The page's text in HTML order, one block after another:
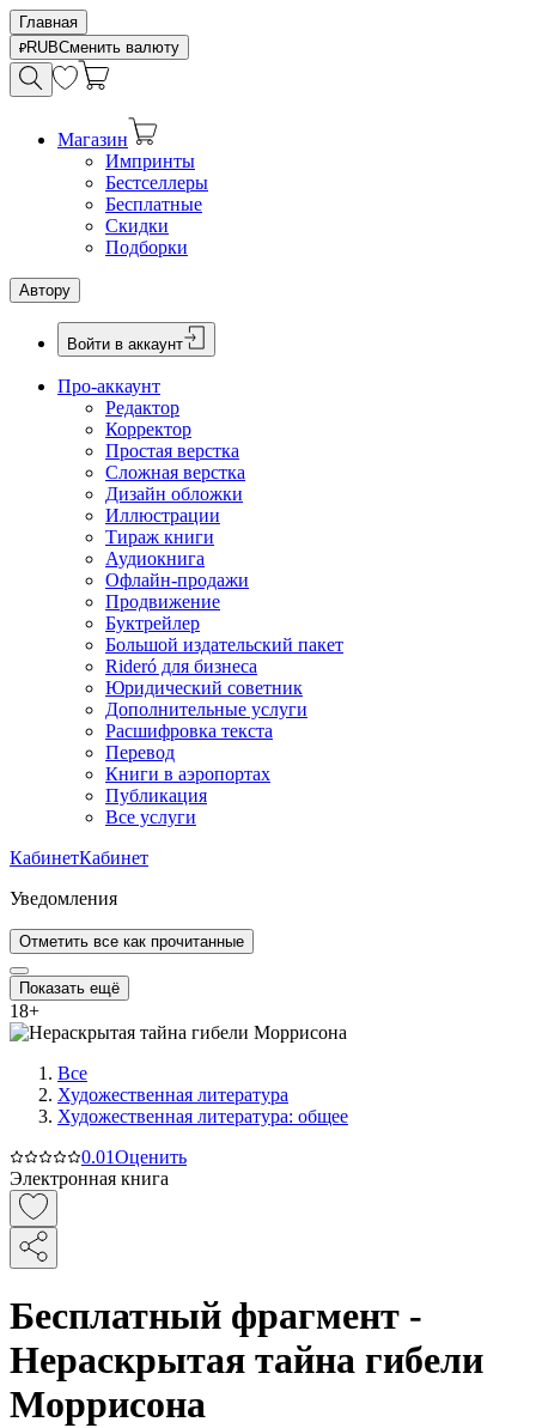
Главная
RUBСменить валюту
Магазин
Импринты
Бестселлеры
Бесплатные
Скидки
Подборки
Автору
Войти в аккаунт
Про-аккаунт
Редактор
Корректор
Простая верстка
Сложная верстка
Дизайн обложки
Иллюстрации
Тираж книги
Аудиокнига
Офлайн-продажи
Продвижение
Буктрейлер
Большой издательский пакет
Rideró для бизнеса
Юридический советник
Дополнительные услуги
Расшифровка текста
Перевод
Книги в аэропортах
Публикация
Все услуги
КабинетКабинет
Уведомления
Отметить все как прочитанные
Показать ещё
18+
Все
Художественная литература
Художественная литература: общее
0.01Оценить
Электронная книга
Бесплатный фрагмент -
Нераскрытая тайна гибели
Моррисона